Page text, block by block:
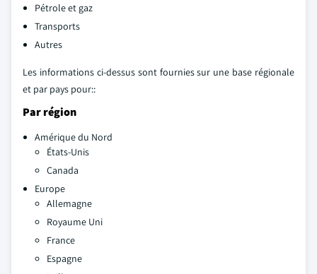
Pétrole et gaz
Transports
Autres
Les informations ci-dessus sont fournies sur une base régionale
et par pays pour::
Par région
Amérique du Nord
États-Unis
Canada
Europe
Allemagne
Royaume Uni
France
Espagne